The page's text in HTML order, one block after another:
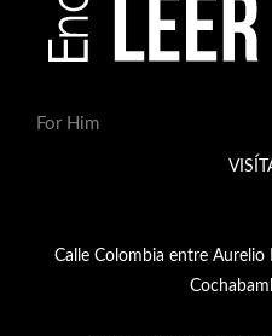
For Him
Calle Colombia entre